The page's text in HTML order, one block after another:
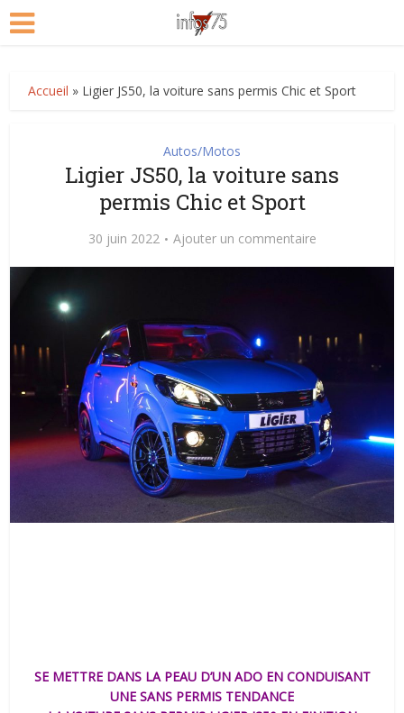
Accueil » Ligier JS50, la voiture sans permis Chic et Sport
Autos/Motos
Ligier JS50, la voiture sans
permis Chic et Sport
30 juin 2022 Ajouter un commentaire
SE METTRE DANS LA PEAU D’UN ADO EN CONDUISANT
UNE SANS PERMIS TENDANCE